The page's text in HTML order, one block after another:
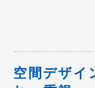
空間デザイ